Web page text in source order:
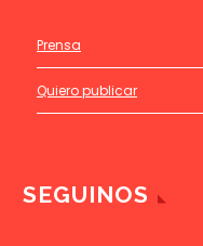
Prensa
Quiero publicar
SEGUINOS